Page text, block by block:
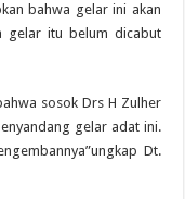
bahwa gelar ini akan
gelar itu belum dicabut
sosok Drs H Zulher
gelar adat ini.
Dt.